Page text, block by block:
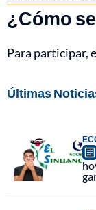
¿Cómo
Para participar,
Últimas